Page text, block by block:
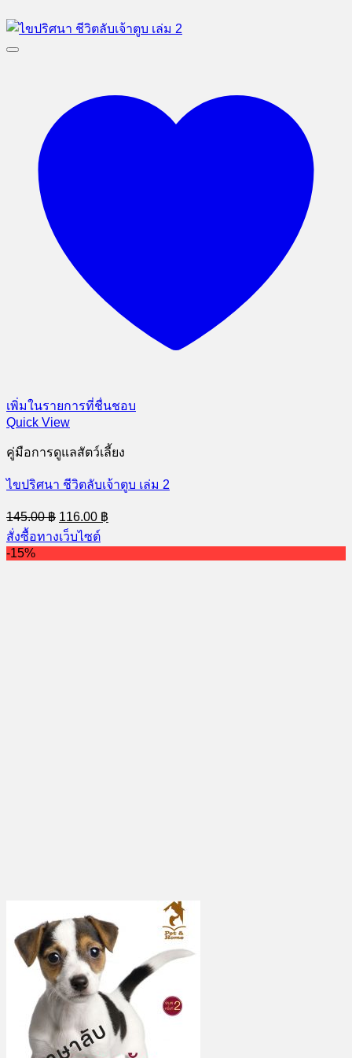
เพิ่มในรายการที่ชื่นชอบ
Quick View
คู่มือการดูแลสัตว์เลี้ยง
ไขปริศนา ชีวิตลับเจ้าตูบ เล่ม 2
145.00฿ Original
price
was:
145.00 ฿.
116.00 ฿
price
116.00 ฿.
สั่งซื้อทางเว็บไซต์
-15%